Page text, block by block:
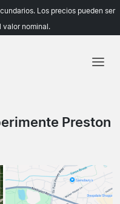
Los precios pueden ser
valor nominal.
Preston